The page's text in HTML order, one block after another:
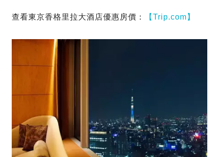
查看東京香格里拉大酒店優惠房價： 【Trip.com】